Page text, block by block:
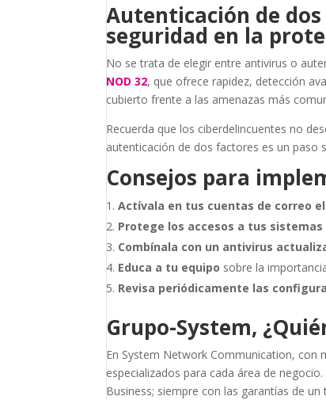
Autenticación de
seguridad en la
No se trata de elegir entre antivirus o
NOD 32, que ofrece rapidez, detección
cubierto frente a las amenazas más
Recuerda que los ciberdelincuentes no
autenticación de dos factores es un paso
Consejos para
Actívala en tus cuentas de correo
Protege los accesos a tus
Combínala con un antivirus
Educa a tu equipo sobre la
Revisa periódicamente las
Grupo-System,
En System Network Communication, con
especializados para cada área de
Business; siempre con las garantías de